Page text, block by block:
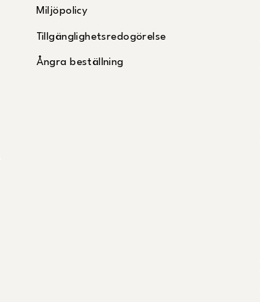
Miljöpolicy
Tillgänglighetsredogörelse
Ångra beställning